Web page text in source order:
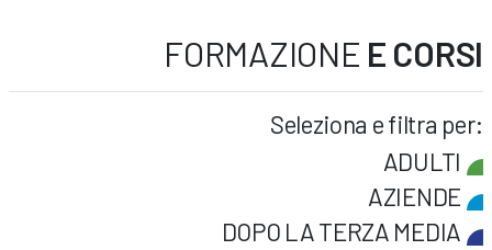
FORMAZIONE E CORSI
Seleziona e filtra per:
ADULTI
AZIENDE
DOPO LA TERZA MEDIA